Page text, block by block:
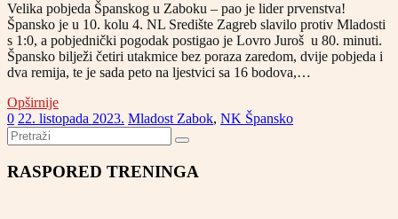
Velika pobjeda Španskog u Zaboku – pao je lider prvenstva!
Špansko je u 10. kolu 4. NL Središte Zagreb slavilo protiv Mladosti
s 1:0, a pobjednički pogodak postigao je Lovro Juroš u 80. minuti.
Špansko bilježi četiri utakmice bez poraza zaredom, dvije pobjeda i
dva remija, te je sada peto na ljestvici sa 16 bodova,…
Opširnije
0 22. listopada 2023. Mladost Zabok, NK Špansko
RASPORED TRENINGA